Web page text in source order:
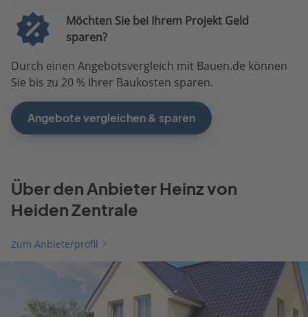
Möchten Sie bei Ihrem Projekt Geld
sparen?
Durch einen Angebotsvergleich mit Bauen.de können
Sie bis zu 20 % Ihrer Baukosten sparen.
Angebote vergleichen & sparen
Über den Anbieter Heinz von
Heiden Zentrale
Zum Anbieterprofil